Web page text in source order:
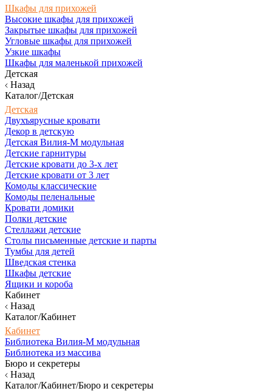
Шкафы для прихожей
Высокие шкафы для прихожей
Закрытые шкафы для прихожей
Угловые шкафы для прихожей
Узкие шкафы
Шкафы для маленькой прихожей
Детская
Назад
Каталог/Детская
Детская
Двухъярусные кровати
Декор в детскую
Детская Вилия-М модульная
Детские гарнитуры
Детские кровати до 3-х лет
Детские кровати от 3 лет
Комоды классические
Комоды пеленальные
Кровати домики
Полки детские
Стеллажи детские
Столы письменные детские и парты
Тумбы для детей
Шведская стенка
Шкафы детские
Ящики и короба
Кабинет
Назад
Каталог/Кабинет
Кабинет
Библиотека Вилия-М модульная
Библиотека из массива
Бюро и секретеры
Назад
Каталог/Кабинет/Бюро и секретеры